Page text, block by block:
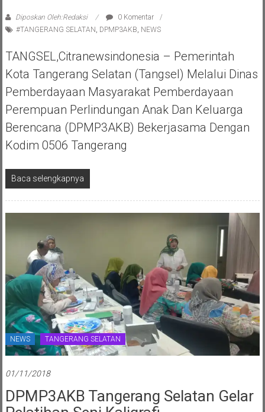
Diposkan Oleh:Redaksi
0 Komentar
#TANGERANG SELATAN , DPMP3AKB, NEWS
TANGSEL,Citranewsindonesia – Pemerintah
Kota Tangerang Selatan (Tangsel) Melalui Dinas
Pemberdayaan Masyarakat Pemberdayaan
Perempuan Perlindungan Anak Dan Keluarga
Berencana (DPMP3AKB) Bekerjasama Dengan
Kodim 0506 Tangerang
Baca selengkapnya
NEWS TANGERANG SELATAN
01/11/2018
DPMP3AKB Tangerang Selatan Gelar